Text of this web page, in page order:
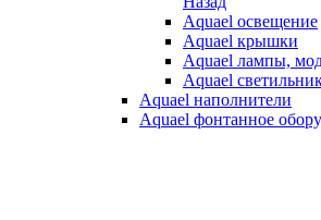
Aquael освещение
Aquael крышки
Aquael лампы,
Aquael
Aquael наполнители
Aquael фонтанное